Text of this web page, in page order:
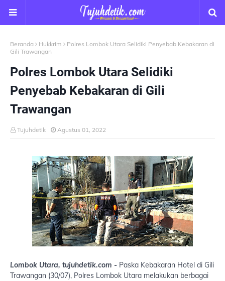
Beranda Hukkrim
Polres Lombok Utara Selidiki Penyebab Kebakaran di
Gili Trawangan
Polres Lombok Utara Selidiki
Penyebab Kebakaran di Gili
Trawangan
Tujuhdetik Agustus 01, 2022
Lombok Utara, tujuhdetik.com - Paska Kebakaran Hotel di Gili
Trawangan (30/07), Polres Lombok Utara melakukan berbagai